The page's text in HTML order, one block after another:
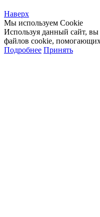
Наверх
Мы используем Cookie
Используя данный сайт, вы
файлов cookie, помогающих
Подробнее Принять